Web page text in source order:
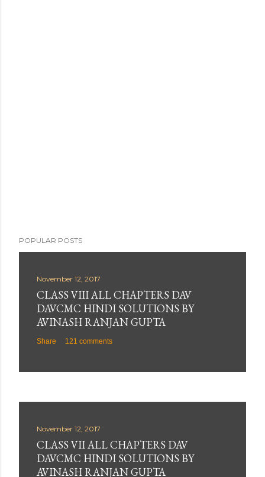
POPULAR POSTS
November 12, 2017
CLASS VIII ALL CHAPTERS DAV
DAVCMC HINDI SOLUTIONS BY
AVINASH RANJAN GUPTA
Share 121 comments
November 12, 2017
CLASS VII ALL CHAPTERS DAV
DAVCMC HINDI SOLUTIONS BY
AVINASH RANJAN GUPTA